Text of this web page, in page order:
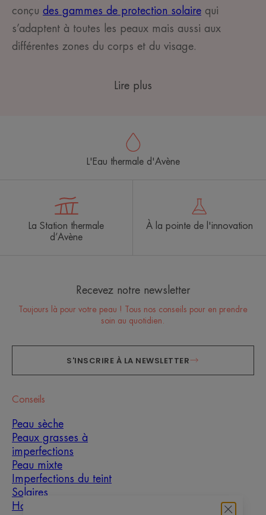
conçu des gammes de protection solaire qui
s’adaptent à toutes les peaux mais aussi aux
différentes zones du corps et du visage.
Lire plus
L'Eau thermale d'Avène
La Station thermale
d’Avène
À la pointe de l'innovation
Recevez notre newsletter
Toujours là pour votre peau ! Tous nos conseils pour en prendre
soin au quotidien.
S'INSCRIRE À LA NEWSLETTER
Conseils
Peau sèche
Peaux grasses à
imperfections
Peau mixte
Imperfections du teint
Solaires
Homme